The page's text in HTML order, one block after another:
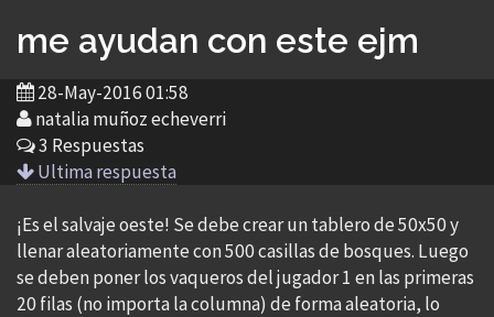
me ayudan con este ejm
28-May-2016 01:58
natalia muñoz echeverri
3 Respuestas
Ultima respuesta
¡Es el salvaje oeste! Se debe crear un tablero de 50x50 y
llenar aleatoriamente con 500 casillas de bosques. Luego
se deben poner los vaqueros del jugador 1 en las primeras
20 filas (no importa la columna) de forma aleatoria, lo